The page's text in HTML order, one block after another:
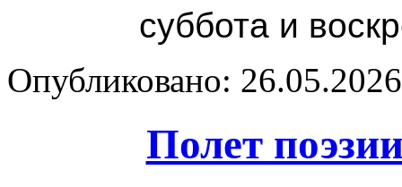
суббота и
Опубликовано:
Полет